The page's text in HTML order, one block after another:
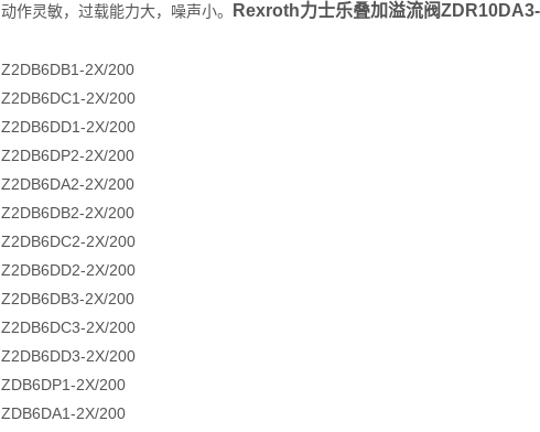
动作灵敏，过载能力大，噪声小。
Rexroth力士乐叠加溢流阀
Z2DB6DB1-2X/200
Z2DB6DC1-2X/200
Z2DB6DD1-2X/200
Z2DB6DP2-2X/200
Z2DB6DA2-2X/200
Z2DB6DB2-2X/200
Z2DB6DC2-2X/200
Z2DB6DD2-2X/200
Z2DB6DB3-2X/200
Z2DB6DC3-2X/200
Z2DB6DD3-2X/200
ZDB6DP1-2X/200
ZDB6DA1-2X/200